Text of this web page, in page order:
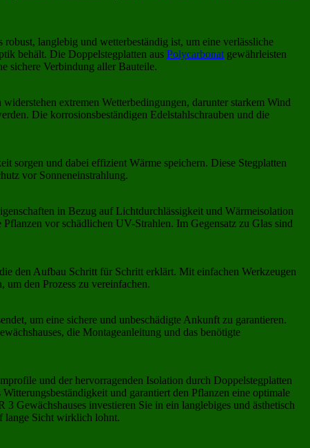
langlebig und wetterbeständig ist, um eine verlässliche
behält. Die Doppelstegplatten aus Polycarbonat gewährleisten
sichere Verbindung aller Bauteile.
extremen Wetterbedingungen, darunter starkem Wind
Die korrosionsbeständigen Edelstahlschrauben und die
sorgen und dabei effizient Wärme speichern. Diese Stegplatten
vor Sonneneinstrahlung.
in Bezug auf Lichtdurchlässigkeit und Wärmeisolation
vor schädlichen UV-Strahlen. Im Gegensatz zu Glas sind
den Aufbau Schritt für Schritt erklärt. Mit einfachen Werkzeugen
den Prozess zu vereinfachen.
um eine sichere und unbeschädigte Ankunft zu garantieren.
die Montageanleitung und das benötigte
und der hervorragenden Isolation durch Doppelstegplatten
und garantiert den Pflanzen eine optimale
investieren Sie in ein langlebiges und ästhetisch
lange Sicht wirklich lohnt.